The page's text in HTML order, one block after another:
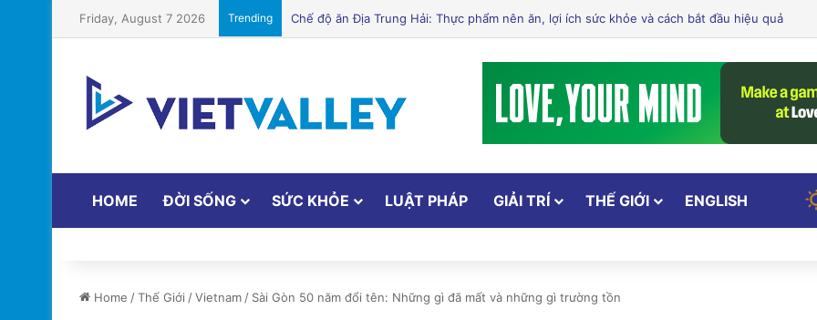
Friday, August 7 2026 Trending Cảnh Báo: Công An Xử Phạt Người Chia Sẻ Livestream Của Bà Nguyễn Phương Hằng!
HOME ĐỜI SỐNG SỨC KHỎE LUẬT PHÁP GIẢI TRÍ THẾ GIỚI ENGLISH
Home /Thế Giới /Vietnam/ Sài Gòn 50 năm đổi tên: Những gì đã mất và những gì trường tồn